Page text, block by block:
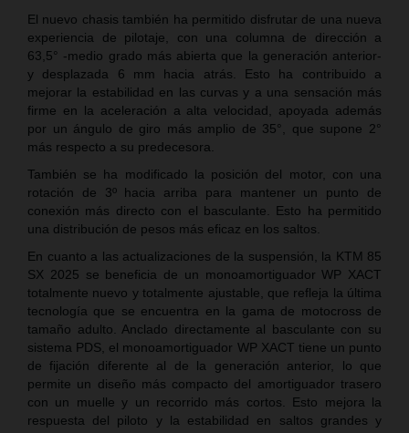
El nuevo chasis también ha permitido disfrutar de una nueva
experiencia de pilotaje, con una columna de dirección a
63,5° -medio grado más abierta que la generación anterior-
y desplazada 6 mm hacia atrás. Esto ha contribuido a
mejorar la estabilidad en las curvas y a una sensación más
firme en la aceleración a alta velocidad, apoyada además
por un ángulo de giro más amplio de 35°, que supone 2°
más respecto a su predecesora.
También se ha modificado la posición del motor, con una
rotación de 3º hacia arriba para mantener un punto de
conexión más directo con el basculante. Esto ha permitido
una distribución de pesos más eficaz en los saltos.
En cuanto a las actualizaciones de la suspensión, la KTM 85
SX 2025 se beneficia de un monoamortiguador WP XACT
totalmente nuevo y totalmente ajustable, que refleja la última
tecnología que se encuentra en la gama de motocross de
tamaño adulto. Anclado directamente al basculante con su
sistema PDS, el monoamortiguador WP XACT tiene un punto
de fijación diferente al de la generación anterior, lo que
permite un diseño más compacto del amortiguador trasero
con un muelle y un recorrido más cortos. Esto mejora la
respuesta del piloto y la estabilidad en saltos grandes y